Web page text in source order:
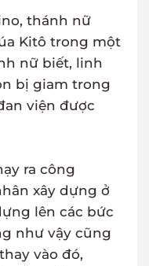
thánh nữ
Kitô trong một
nữ biết, linh
bị giam trong
viện được
ra công
xây dựng ở
lên các bức
như vậy cũng
vào đó,